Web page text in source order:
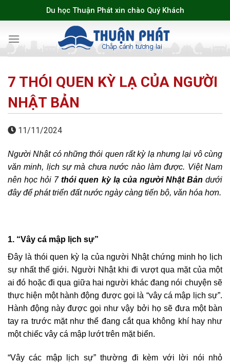
to
Du học Thuận Phát xin chào Quý Khách
7 THÓI QUEN KỲ LẠ CỦA NGƯỜI
NHẬT BẢN
11/11/2024
Người Nhật có những thói quen rất kỳ lạ nhưng lại vô cùng
văn minh, lịch sự mà chưa nước nào làm được. Việt Nam
nên học hỏi 7thói quen kỳ lạ của người Nhật Bản dưới
đây để phát triển đất nước ngày càng tiến bộ, văn hóa hơn.
1. “Vây cá mập lịch sự”
Đây là thói quen kỳ lạ của người Nhật chứng minh họ lịch
sự nhất thế giới. Người Nhật khi đi vượt qua mặt của một
ai đó hoặc đi qua giữa hai người khác đang nói chuyện sẽ
thực hiện một hành động được gọi là “vây cá mập lịch sự”.
Hành động này được gọi như vậy bởi họ sẽ đưa một bàn
tay ra trước mặt như thể đang cắt qua không khí hay như
một chiếc vây cá mập lướt trên mặt biển.
“Vây các mập lịch sự” thường đi kèm với lời nói nhỏ